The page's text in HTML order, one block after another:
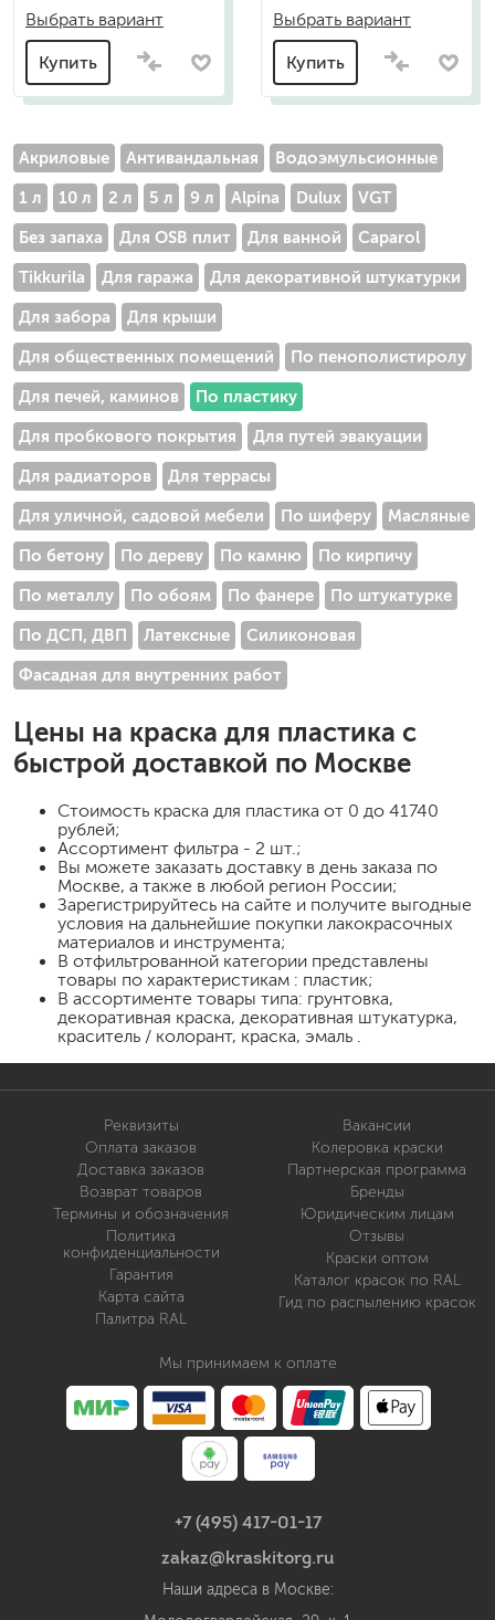
Выбрать вариант
Купить
Выбрать вариант
Купить
Акриловые Антивандальная Водоэмульсионные
1 л 10 л 2 л 5 л 9 л Alpina Dulux VGT
Без запаха Для OSB плит Для ванной Caparol
Tikkurila Для гаража Для декоративной штукатурки
Для забора Для крыши
Для общественных помещений По пенополистиролу
Для печей, каминов По пластику
Для пробкового покрытия Для путей эвакуации
Для радиаторов Для террасы
Для уличной, садовой мебели По шиферу Масляные
По бетону По дереву По камню По кирпичу
По металлу По обоям По фанере По штукатурке
По ДСП, ДВП Латексные Силиконовая
Фасадная для внутренних работ
Цены на краска для пластика с
быстрой доставкой по Москве
Стоимость краска для пластика от 0 до 41740
рублей;
Ассортимент фильтра - 2 шт.;
Вы можете заказать доставку в день заказа по
Москве, а также в любой регион России;
Зарегистрируйтесь на сайте и получите выгодные
условия на дальнейшие покупки лакокрасочных
материалов и инструмента;
В отфильтрованной категории представлены
товары по характеристикам : пластик;
В ассортименте товары типа: грунтовка,
декоративная краска, декоративная штукатурка,
краситель / колорант, краска, эмаль .
Реквизиты
Оплата заказов
Доставка заказов
Возврат товаров
Термины и обозначения
Политика
конфиденциальности
Гарантия
Карта сайта
Палитра RAL
Вакансии
Колеровка краски
Партнерская программа
Бренды
Юридическим лицам
Отзывы
Краски оптом
Каталог красок по RAL
Гид по распылению красок
Мы принимаем к оплате
+7 (495) 417-01-17
zakaz@kraskitorg.ru
Наши адреса в Москве: